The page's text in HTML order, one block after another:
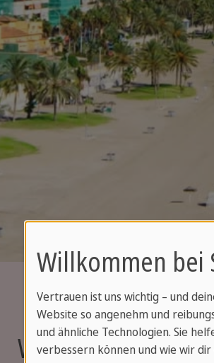
Welches
Willkommen bei
Vertrauen ist uns wichtig – und
Website so angenehm und
und ähnliche Technologien. Sie
verbessern können und wie wir